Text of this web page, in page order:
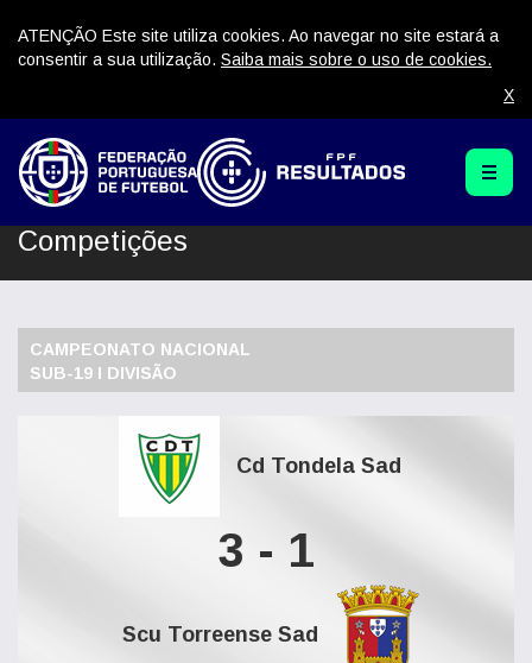
ATENÇÃO Este site utiliza cookies. Ao navegar no site estará a
consentir a sua utilização. Saiba mais sobre o uso de cookies.
X
Competições
CAMPEONATO NACIONAL
SUB-19 I DIVISÃO
Cd Tondela Sad
3 - 1
Scu Torreense Sad